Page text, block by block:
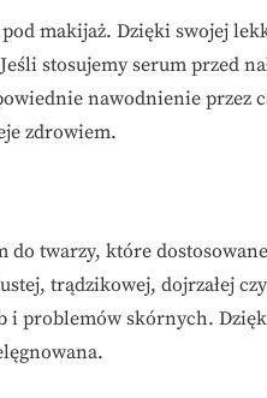
makijaż. Dzięki swojej
stosujemy serum przed
nawodnienie przez
zdrowiem.
twarzy, które
trądzikowej, dojrzałej
i problemów skórnych.